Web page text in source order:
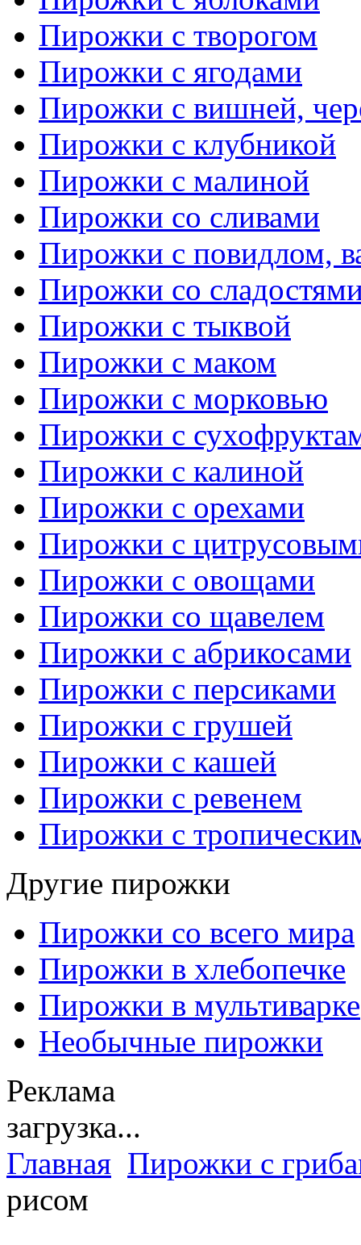
Пирожки с творогом
Пирожки с ягодами
Пирожки с вишней,
Пирожки с клубникой
Пирожки с малиной
Пирожки со сливами
Пирожки с повидлом,
Пирожки со
Пирожки с тыквой
Пирожки с маком
Пирожки с морковью
Пирожки с
Пирожки с калиной
Пирожки с орехами
Пирожки с
Пирожки с овощами
Пирожки со щавелем
Пирожки с абрикосами
Пирожки с персиками
Пирожки с грушей
Пирожки с кашей
Пирожки с ревенем
Пирожки с
Другие пирожки
Пирожки со всего мира
Пирожки в хлебопечке
Пирожки в мультиварке
Необычные пирожки
Реклама
загрузка...
Главная Пирожки с
рисом